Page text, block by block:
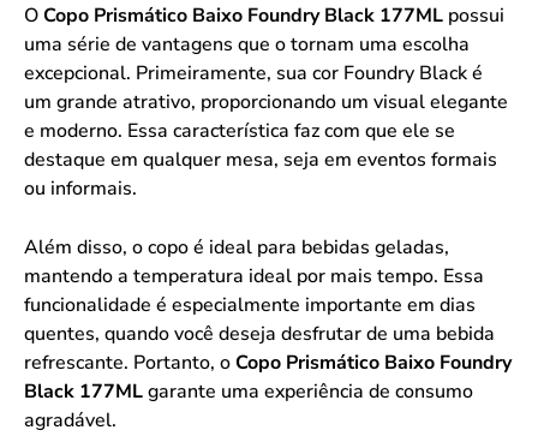
OCopo Prismático Baixo Foundry Black 177ML possui
uma série de vantagens que o tornam uma escolha
excepcional. Primeiramente, sua cor Foundry Black é
um grande atrativo, proporcionando um visual elegante
e moderno. Essa característica faz com que ele se
destaque em qualquer mesa, seja em eventos formais
ou informais.
Além disso, o copo é ideal para bebidas geladas,
mantendo a temperatura ideal por mais tempo. Essa
funcionalidade é especialmente importante em dias
quentes, quando você deseja desfrutar de uma bebida
refrescante. Portanto, oCopo Prismático Baixo Foundry
Black 177MLgarante uma experiência de consumo
agradável.